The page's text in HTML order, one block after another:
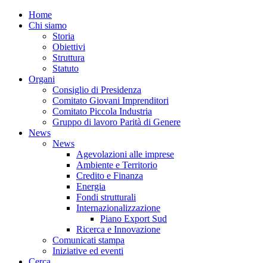
Home
Chi siamo
Storia
Obiettivi
Struttura
Statuto
Organi
Consiglio di Presidenza
Comitato Giovani Imprenditori
Comitato Piccola Industria
Gruppo di lavoro Parità di Genere
News
News
Agevolazioni alle imprese
Ambiente e Territorio
Credito e Finanza
Energia
Fondi strutturali
Internazionalizzazione
Piano Export Sud
Ricerca e Innovazione
Comunicati stampa
Iniziative ed eventi